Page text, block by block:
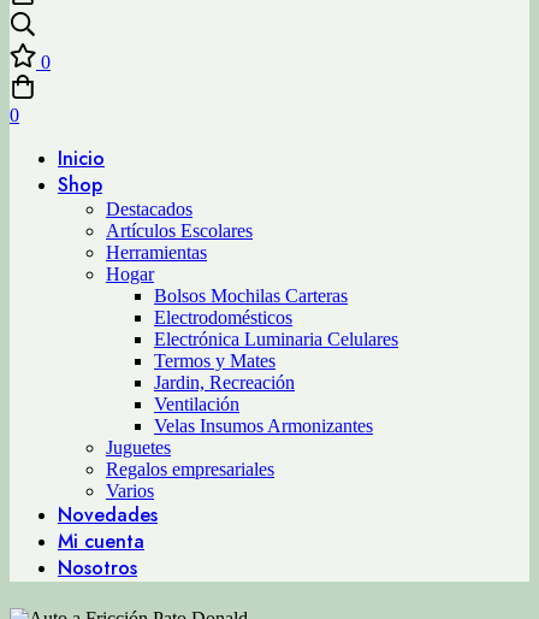
0
0
Inicio
Shop
Destacados
Artículos Escolares
Herramientas
Hogar
Bolsos Mochilas Carteras
Electrodomésticos
Electrónica Luminaria Celulares
Termos y Mates
Jardin, Recreación
Ventilación
Velas Insumos Armonizantes
Juguetes
Regalos empresariales
Varios
Novedades
Mi cuenta
Nosotros